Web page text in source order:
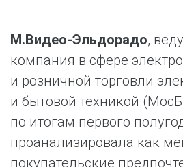
М.Видео-Эльдорадо,
компания в сфере
и розничной торговли
и бытовой техникой
по итогам первого
проанализировала как
покупательские